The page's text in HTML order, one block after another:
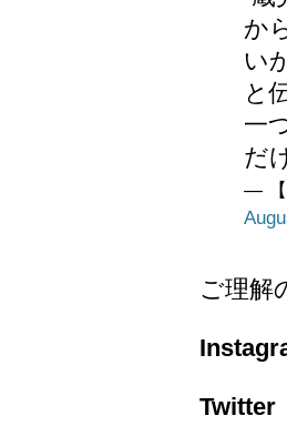
か
い
と
一
だ
— 【
ご理解
Twitter